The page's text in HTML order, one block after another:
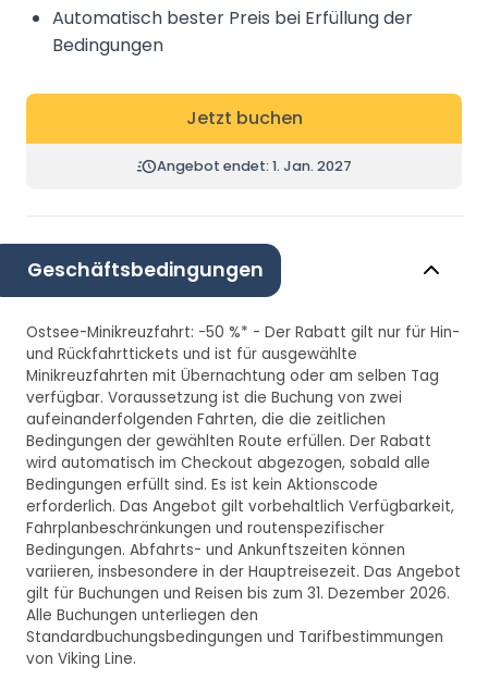
Automatisch bester Preis bei Erfüllung der
Bedingungen
Jetzt buchen
Angebot endet: 1. Jan. 2027
Geschäftsbedingungen
Ostsee-Minikreuzfahrt: -50 %* - Der Rabatt gilt nur für Hin-
und Rückfahrttickets und ist für ausgewählte
Minikreuzfahrten mit Übernachtung oder am selben Tag
verfügbar. Voraussetzung ist die Buchung von zwei
aufeinanderfolgenden Fahrten, die die zeitlichen
Bedingungen der gewählten Route erfüllen. Der Rabatt
wird automatisch im Checkout abgezogen, sobald alle
Bedingungen erfüllt sind. Es ist kein Aktionscode
erforderlich. Das Angebot gilt vorbehaltlich Verfügbarkeit,
Fahrplanbeschränkungen und routenspezifischer
Bedingungen. Abfahrts- und Ankunftszeiten können
variieren, insbesondere in der Hauptreisezeit. Das Angebot
gilt für Buchungen und Reisen bis zum 31. Dezember 2026.
Alle Buchungen unterliegen den
Standardbuchungsbedingungen und Tarifbestimmungen
von Viking Line.